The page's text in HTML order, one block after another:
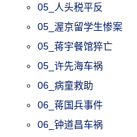
05_人头税平反
05_渥京留学生惨案
05_蒋宇餐馆猝亡
05_许先海车祸
06_病童救助
06_蒋国兵事件
06_钟道昌车祸